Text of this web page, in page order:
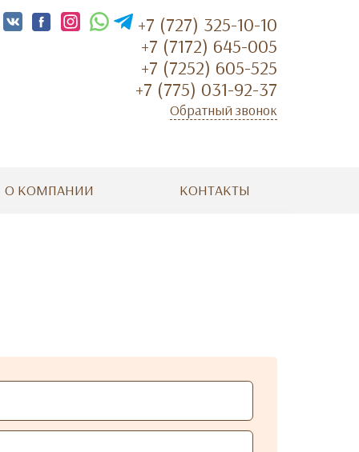
+7 (727) 325-10-10
+7 (7172) 645-005
+7 (7252) 605-525
+7 (775) 031-92-37
Обратный звонок
О КОМПАНИИ КОНТАКТЫ